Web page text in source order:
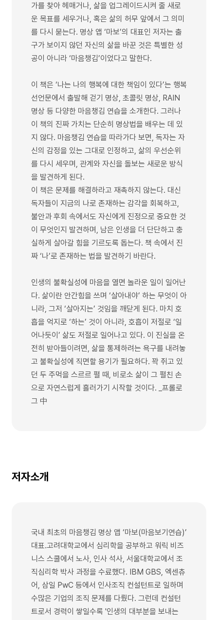
가를 찾아 헤매거나, 삶을 업그레이드시켜 줄 새로
운 목표를 세우거나, 혹은 삶의 허무 앞에서 그 의미
를 다시 묻는다. 명상 앱 ‘마보’의 대표인 저자는 출
구가 보이지 않던 자신의 삶을 바꾼 것은 특별한 성
공이 아니라 ‘마음챙김’이었다고 말한다.
이 책은 ‘나는 나의 행복에 대한 책임이 있다’는 행복
선언문에서 출발해 걷기 명상, 초콜릿 명상, RAIN
명상 등 다양한 마음챙김 연습을 소개한다. 그러나
이 책의 진짜 가치는 단순히 명상법을 배우는 데 있
지 않다. 마음챙김 연습을 따라가다 보면, 독자는 자
신의 감정을 있는 그대로 인정하고, 삶의 우선순위
를 다시 세우며, 관계와 자신을 돌보는 새로운 방식
을 발견하게 된다.
이 책은 문제를 해결하라고 재촉하지 않는다. 대신
독자들이 지금의 나로 존재하는 감각을 회복하고,
불안과 후회 속에서도 자신에게 진정으로 중요한 것
이 무엇인지 발견하며, 남은 인생을 더 단단하고 충
실하게 살아갈 힘을 기르도록 돕는다. 책 속에서 진
짜 ‘나’로 존재하는 법을 발견하기 바란다.
인생의 불확실성에 마음을 열면 놀라운 일이 일어난
다. 삶이란 안간힘을 쓰며 ‘살아내야’ 하는 무엇이 아
니라, 그저 ‘살아지는’ 것임을 깨닫게 된다. 마치 호
흡을 억지로 ‘하는’ 것이 아니라, 호흡이 저절로 ‘일
어나듯이’ 삶도 저절로 일어나고 있다. 이 진실을 온
전히 받아들이려면, 삶을 통제하려는 욕구를 내려놓
고 불확실성에 직면할 용기가 필요하다. 꽉 쥐고 있
던 두 주먹을 스르르 펼 때, 비로소 삶이 그 펼친 손
으로 자연스럽게 흘러가기 시작할 것이다. _프롤로
그 中
저자소개
국내 최초의 마음챙김 명상 앱 ‘마보(마음보기연습)’
대표.고려대학교에서 심리학을 공부하고 워릭 비즈
니스 스쿨에서 노사, 인사 석사, 서울대학교에서 조
직심리학 박사 과정을 수료했다. IBM GBS, 엑센츄
어, 삼일 PwC 등에서 인사조직 컨설턴트로 일하며
수많은 기업의 조직 문제를 다뤘다. 그런데 컨설턴
트로서 경력이 쌓일수록 '인생의 대부분을 보내는